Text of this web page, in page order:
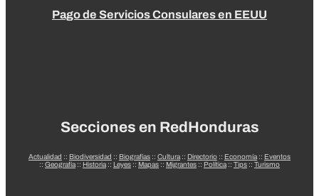
Pago de Servicios Consulares en EEUU
Secciones en RedHonduras
Actualidad :: Biodiversidad :: Biografías :: Cultura :: Directorio :: Economía :: Eventos
:: Geografía :: Historia :: Leyes :: Mapas :: Migrantes :: Política :: Tips :: Turismo